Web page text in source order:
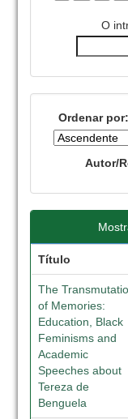
O
Ordenar por:
Autor/
Título
The
of Memories:
Education, Black
Feminisms and
Academic
Speeches about
Tereza de
Benguela